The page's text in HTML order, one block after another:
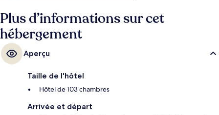
Plus d’informations sur cet
hébergement
Aperçu
Taille de l'hôtel
Hôtel de 103 chambres
Arrivée et départ